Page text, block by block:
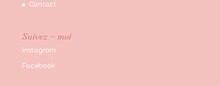
Contact
Suivez – moi
Instagram
Facebook